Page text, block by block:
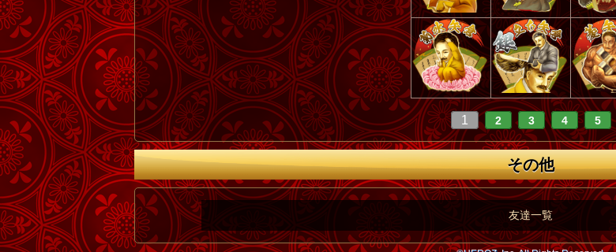
1 2 3 4 5
その他
友達一覧